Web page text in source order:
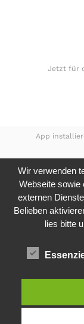
Jetzt für
App
Wir verwenden
Webseite sowie
externen
Belieben
lies bitte